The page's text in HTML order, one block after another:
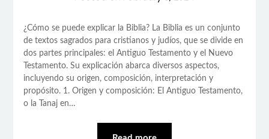
¿Cómo se puede explicar la Biblia? La Biblia es un conjunto
de textos sagrados para cristianos y judíos, que se divide en
dos partes principales: el Antiguo Testamento y el Nuevo
Testamento. Su explicación abarca diversos aspectos,
incluyendo su origen, composición, interpretación y
propósito. 1. Origen y composición: El Antiguo Testamento,
o la Tanaj en…